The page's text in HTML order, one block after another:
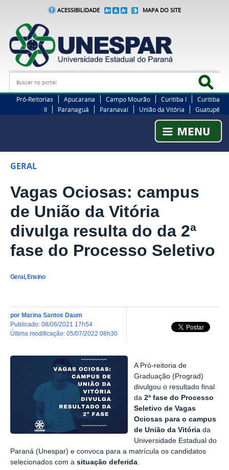
ACESSIBILIDADE MAPA DO SITE
Busca
Pró-Reitorias Apucarana Campo Mourão Curitiba I
Curitiba
II
Paranaguá Paranavaí União da Vitória Guatupê
GERAL
Vagas Ociosas: campus
de União da Vitória
divulga resulta do da 2ª
fase do Processo Seletivo
Geral, Ensino
por Marina Santos Daum
publicado: 08/06/2021 17h54
última modificação: 05/07/2022 08h30
A Pró-reitoria de
Graduação (Prograd)
divulgou o resultado final
da2ª fase do Processo
Seletivo de Vagas
Ociosas para o campus
de União da Vitória da
Universidade Estadual do
Paraná (Unespar) e convoca para a matrícula os candidatos
selecionados com a situação deferida